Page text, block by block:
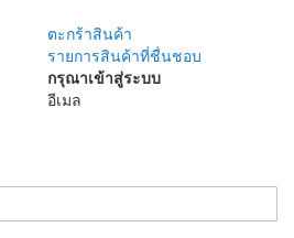
ตะกร้าสินค้า
รายการสินค้าที่ชื่นชอบ
กรุณาเข้าสู่ระบบ
อีเมล